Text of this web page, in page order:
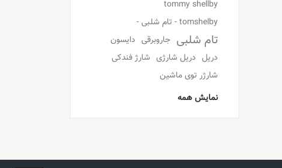
tommy shellby
tomshelby - تام شلبی -
تام شلبی جاروبرقی دایسون
دریل دریل شارژی شارژ فندکی
شارژر توی ماشین
نمایش همه